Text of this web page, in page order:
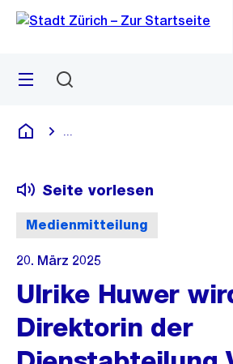
Navigation
Sprunglink
Menü
Deutsch
Medienmitteilung
Seite vorlesen
20. März 2025
Ulrike Huwer
Direktorin der